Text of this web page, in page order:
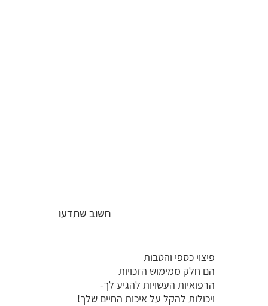
חשוב שתדעו
פיצוי כספי והטבות
הם חלק ממימוש הזכויות
הרפואיות העשויות להגיע לך-
ויכולות להקל על איכות החיים שלך!